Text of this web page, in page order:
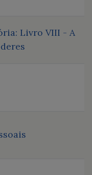
Livro VIII - A